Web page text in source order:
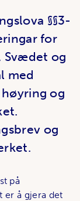
§§3-
for
Svædet og
med
og
og
på
er å gjera det